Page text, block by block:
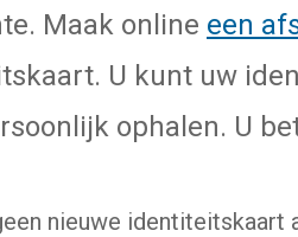
Maak online een
U kunt uw
ophalen. U
nieuwe identiteitskaart